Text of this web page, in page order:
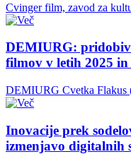
Cvinger film, zavod za
DEMIURG:
filmov v letih 2025
DEMIURG Cvetka Flakus
Inovacije prek
izmenjavo digitalnih